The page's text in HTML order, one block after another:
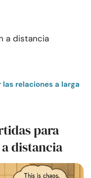
a distancia
relaciones a larga
para
distancia